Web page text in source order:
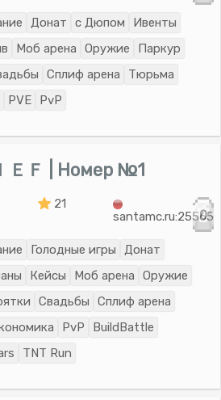
Донат с Дюпом
Ивенты
Моб арена Оружие
Паркур
Сплиф арена
Тюрьма
PVE PvP
ＥＦ | Номер №1
21
santamc.ru:25565
0
Голодные игры
Донат
Кейсы Моб арена
Оружие
Свадьбы
Сплиф арена
PvP
BuildBattle
TNT Run